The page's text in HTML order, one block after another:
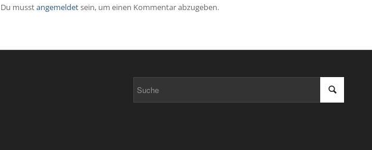
Du musstangemeldetsein, um einen Kommentar abzugeben.